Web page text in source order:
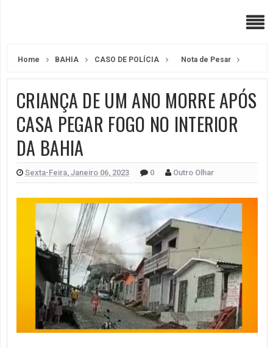
Home BAHIA CASO DE POLÍCIA Nota de Pesar
CRIANÇA DE UM ANO MORRE APÓS
CASA PEGAR FOGO NO INTERIOR
DA BAHIA
Sexta-Feira, Janeiro 06, 2023 0 Outro Olhar